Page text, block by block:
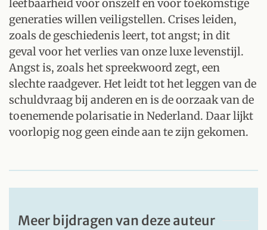
leefbaarheid voor onszelf en voor toekomstige
generaties willen veiligstellen. Crises leiden,
zoals de geschiedenis leert, tot angst; in dit
geval voor het verlies van onze luxe levenstijl.
Angst is, zoals het spreekwoord zegt, een
slechte raadgever. Het leidt tot het leggen van de
schuldvraag bij anderen en is de oorzaak van de
toenemende polarisatie in Nederland. Daar lijkt
voorlopig nog geen einde aan te zijn gekomen.
Meer bijdragen van deze auteur